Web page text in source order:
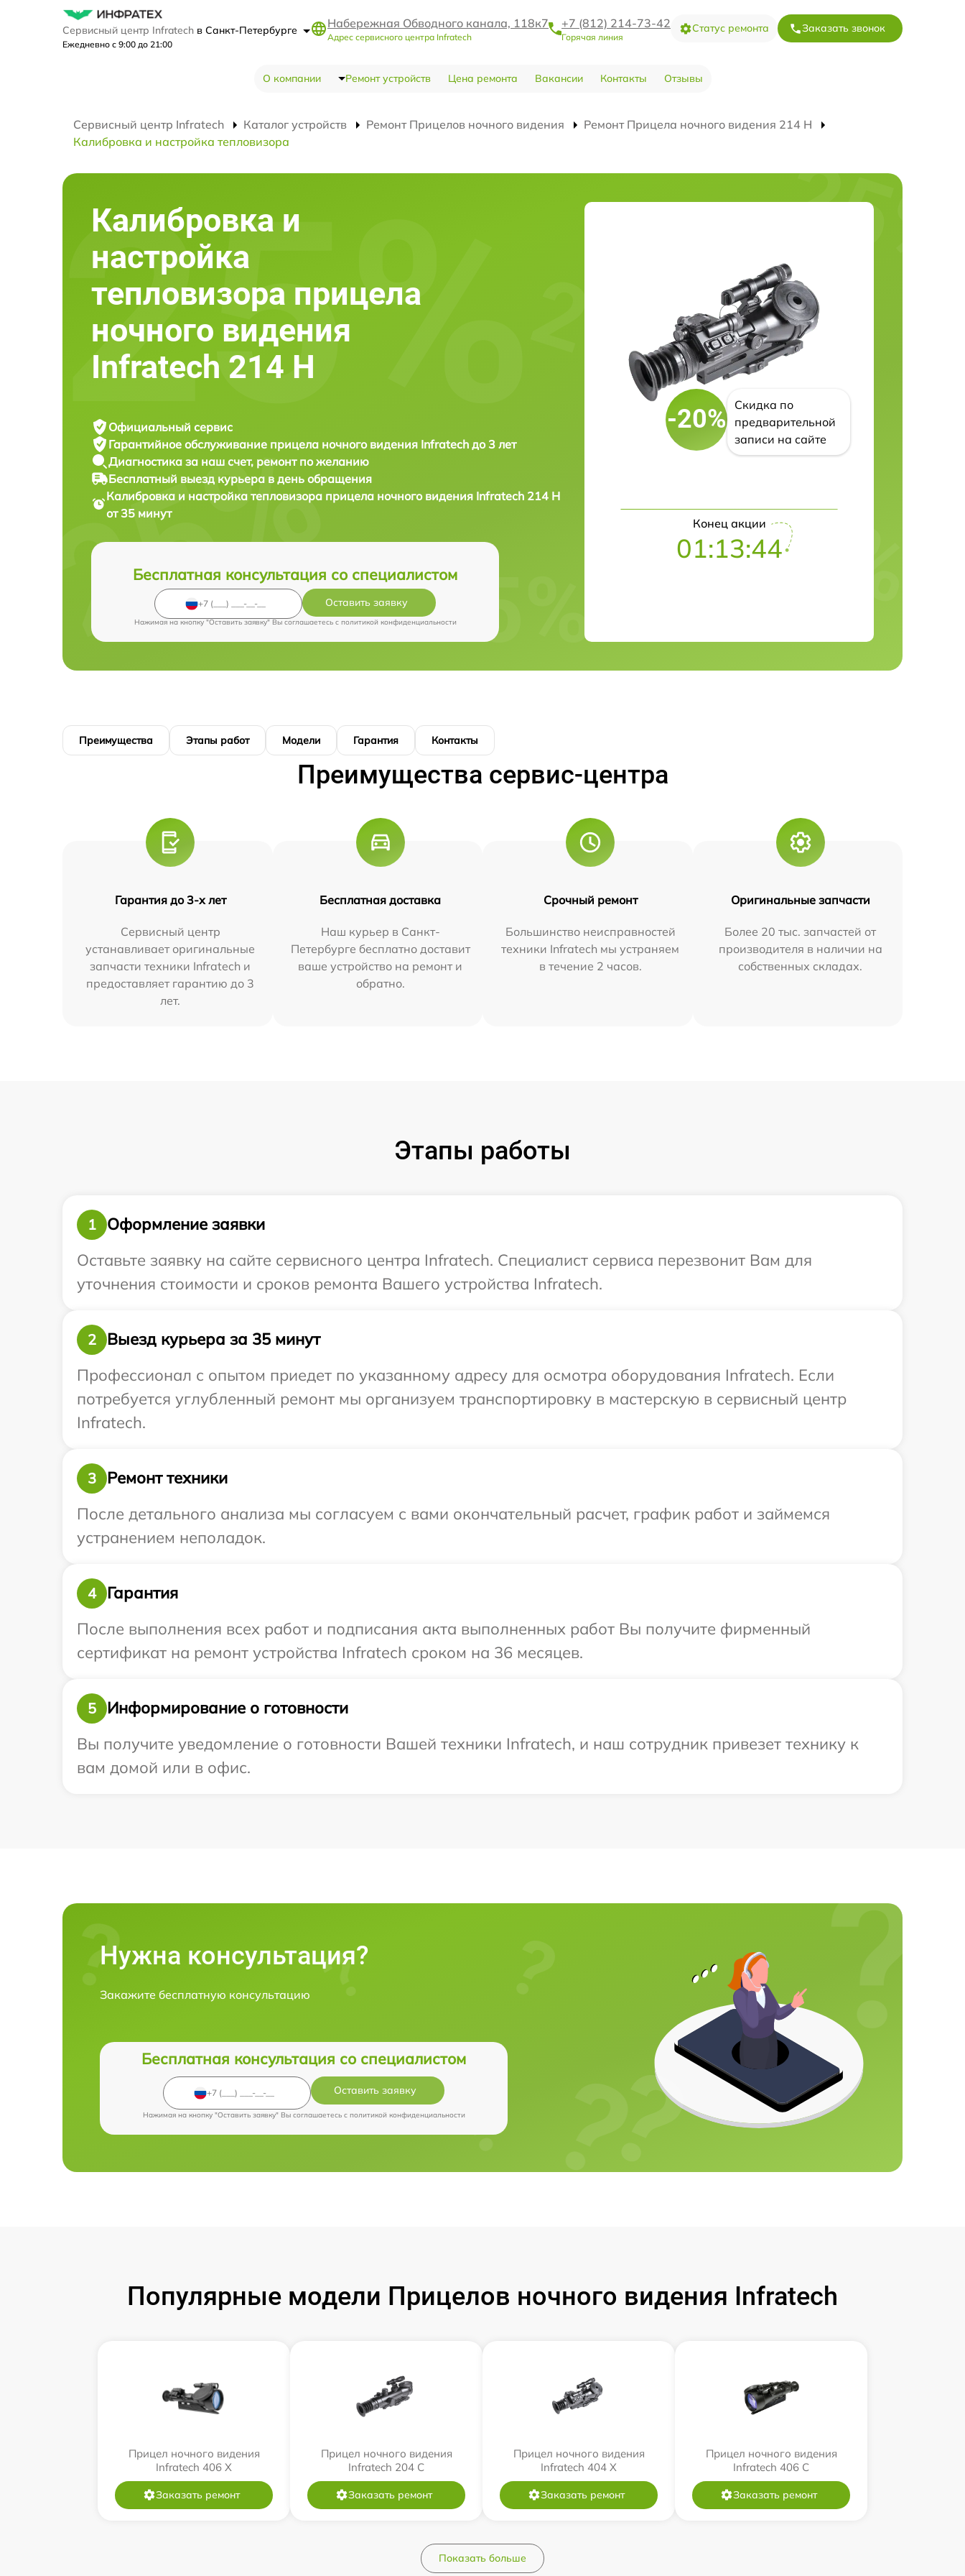
Сервисный центр Infratech в Санкт-Петербурге
Ежедневно с 9:00 до 21:00
Набережная Обводного канала, 118к7
Адрес сервисного центра Infratech
+7 (812) 214-73-42
Горячая линия
Статус ремонта Заказать звонок
О компании Ремонт устройств Цена ремонта Вакансии Контакты Отзывы
Сервисный центр Infratech Каталог устройств Ремонт Прицелов ночного видения
Ремонт Прицела ночного видения 214 Н
Калибровка и настройка тепловизора
Калибровка и
настройка
тепловизора прицела
ночного видения
Infratech 214 Н
Официальный сервис
Гарантийное обслуживание прицела ночного видения Infratech до 3 лет
Диагностика за наш счет, ремонт по желанию
Бесплатный выезд курьера в день обращения
Калибровка и настройка тепловизора прицела ночного видения Infratech 214 Н
от 35 минут
Бесплатная консультация со специалистом
Оставить заявку
Нажимая на кнопку "Оставить заявку" Вы соглашаетесь c политикой конфиденциальности
-20%
Скидка по
предварительной
записи на сайте
Конец акции
01:13:43
Преимущества Этапы работ Модели Гарантия Контакты
Преимущества сервис-центра
Гарантия до 3-х лет
Сервисный центр
устанавливает оригинальные
запчасти техники Infratech и
предоставляет гарантию до 3
лет.
Бесплатная доставка
Наш курьер в Санкт-
Петербурге бесплатно доставит
ваше устройство на ремонт и
обратно.
Срочный ремонт
Большинство неисправностей
техники Infratech мы устраняем
в течение 2 часов.
Оригинальные запчасти
Более 20 тыс. запчастей от
производителя в наличии на
собственных складах.
Этапы работы
1
Оформление заявки
Оставьте заявку на сайте сервисного центра Infratech. Специалист сервиса перезвонит Вам для
уточнения стоимости и сроков ремонта Вашего устройства Infratech.
2
Выезд курьера за 35 минут
Профессионал с опытом приедет по указанному адресу для осмотра оборудования Infratech. Если
потребуется углубленный ремонт мы организуем транспортировку в мастерскую в сервисный центр
Infratech.
3
Ремонт техники
После детального анализа мы согласуем с вами окончательный расчет, график работ и займемся
устранением неполадок.
4
Гарантия
После выполнения всех работ и подписания акта выполненных работ Вы получите фирменный
сертификат на ремонт устройства Infratech сроком на 36 месяцев.
5
Информирование о готовности
Вы получите уведомление о готовности Вашей техники Infratech, и наш сотрудник привезет технику к
вам домой или в офис.
Нужна консультация?
Закажите бесплатную консультацию
Бесплатная консультация со специалистом
Оставить заявку
Нажимая на кнопку "Оставить заявку" Вы соглашаетесь c политикой конфиденциальности
Популярные модели Прицелов ночного видения Infratech
Прицел ночного видения
Infratech 406 Х
Заказать ремонт
Прицел ночного видения
Infratech 204 С
Заказать ремонт
Прицел ночного видения
Infratech 404 Х
Заказать ремонт
Прицел ночного видения
Infratech 406 С
Заказать ремонт
Показать больше